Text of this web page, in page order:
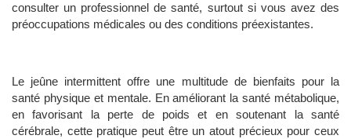
consulter un professionnel de santé, surtout si vous avez des
préoccupations médicales ou des conditions préexistantes.
Le jeûne intermittent offre une multitude de bienfaits pour la
santé physique et mentale. En améliorant la santé métabolique,
en favorisant la perte de poids et en soutenant la santé
cérébrale, cette pratique peut être un atout précieux pour ceux